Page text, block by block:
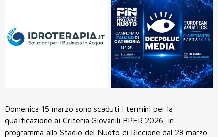
Domenica 15 marzo sono scaduti i termini per la
qualificazione ai Criteria Giovanili BPER 2026, in
programma allo Stadio del Nuoto di Riccione dal 28 marzo